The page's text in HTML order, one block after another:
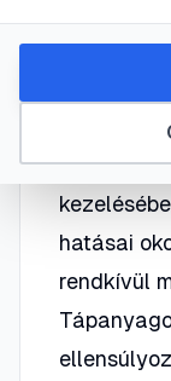
A helyes
az AIDS,e
hatásai
rendkívül